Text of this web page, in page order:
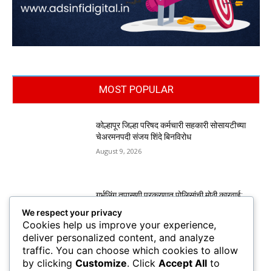
MOST POPULAR
कोल्हापूर जिल्हा परिषद कर्मचारी सहकारी सोसायटीच्या
चेअरमनपदी संजय शिंदे बिनविरोध
August 9, 2026
गर्भलिंग तपासणी प्रकरणात पोलिसांची मोठी कारवाई;
आरोपींकडून स्विफ्ट डिझायर, ॲक्टिव्हा जप्त
August 9, 2026
केडीसीसी बँकेकडे ११,१९८ शेतकऱ्यांचे कर्जमाफीचे रु.
We respect your privacy
Cookies help us improve your experience,
deliver personalized content, and analyze
traffic. You can choose which cookies to allow
by clicking Customize. Click Accept All to